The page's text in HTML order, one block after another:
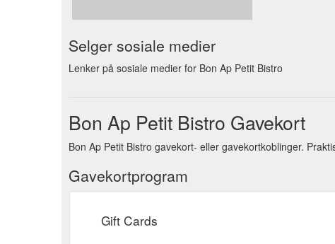
Selger sosiale medier
Lenker på sosiale medier for Bon Ap Petit Bistro
Bon Ap Petit Bistro Gavekort
Bon Ap Petit Bistro gavekort- eller gavekortkoblinger.
Gavekortprogram
Gift Cards